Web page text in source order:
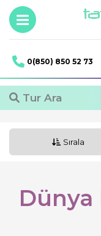
0(850) 850 52 73
Tur Ara
Sırala
Dünya